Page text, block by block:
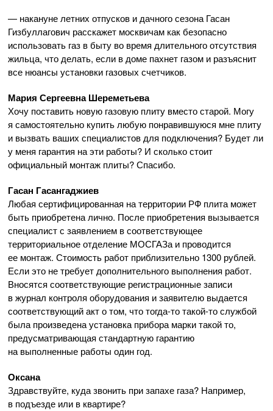
— накануне летних отпусков и дачного сезона Гасан
Гизбуллагович расскажет москвичам как безопасно
использовать газ в быту во время длительного отсутствия
жильца, что делать, если в доме пахнет газом и разъяснит
все нюансы установки газовых счетчиков.
Мария Сергеевна Шереметьева
Хочу поставить новую газовую плиту вместо старой. Могу
я самостоятельно купить любую понравившуюся мне плиту
и вызвать ваших специалистов для подключения? Будет ли
у меня гарантия на эти работы? И сколько стоит
официальный монтаж плиты? Спасибо.
Гасан Гасангаджиев
Любая сертифицированная на территории РФ плита может
быть приобретена лично. После приобретения вызывается
специалист с заявлением в соответствующее
территориальное отделение МОСГАЗа и проводится
ее монтаж. Стоимость работ приблизительно 1300 рублей.
Если это не требует дополнительного выполнения работ.
Вносятся соответствующие регистрационные записи
в журнал контроля оборудования и заявителю выдается
соответствующий акт о том, чтотогда-тотакой-тослужбой
была произведена установка прибора марки такой то,
предусматривающая стандартную гарантию
на выполненные работы один год.
Оксана
Здравствуйте, куда звонить при запахе газа? Например,
в подъезде или в квартире?